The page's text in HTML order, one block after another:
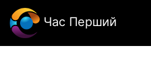
Час Перший